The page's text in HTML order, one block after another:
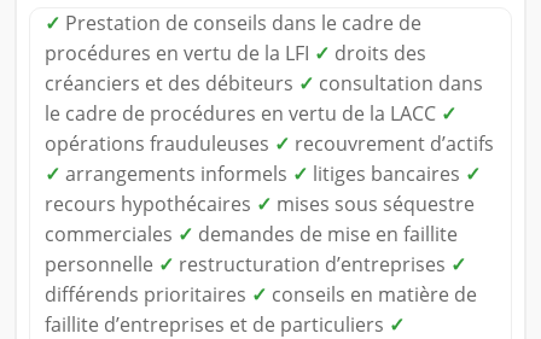
✓ Prestation de conseils dans le cadre de
procédures en vertu de la LFI ✓ droits des
créanciers et des débiteurs ✓ consultation dans
le cadre de procédures en vertu de la LACC ✓
opérations frauduleuses ✓ recouvrement d’actifs
✓ arrangements informels ✓ litiges bancaires ✓
recours hypothécaires ✓ mises sous séquestre
commerciales ✓ demandes de mise en faillite
personnelle ✓ restructuration d’entreprises ✓
différends prioritaires ✓ conseils en matière de
faillite d’entreprises et de particuliers ✓